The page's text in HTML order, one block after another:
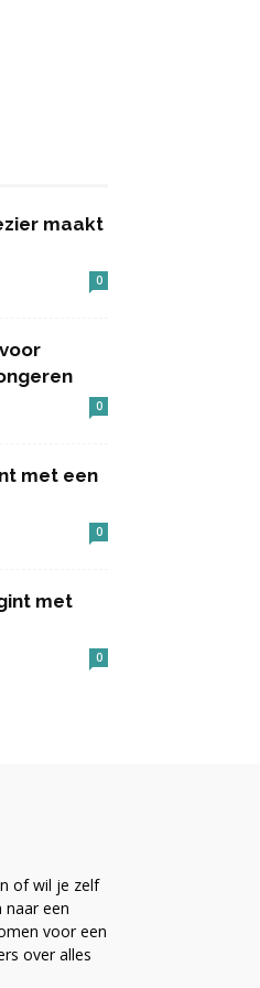
maakt
0
0
met een
0
met
0
of wil je zelf
een
voor een
over alles